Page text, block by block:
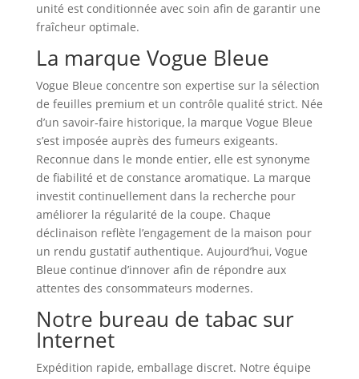
unité est conditionnée avec soin afin de garantir une
fraîcheur optimale.
La marque Vogue Bleue
Vogue Bleue concentre son expertise sur la sélection
de feuilles premium et un contrôle qualité strict. Née
d’un savoir‑faire historique, la marque Vogue Bleue
s’est imposée auprès des fumeurs exigeants.
Reconnue dans le monde entier, elle est synonyme
de fiabilité et de constance aromatique. La marque
investit continuellement dans la recherche pour
améliorer la régularité de la coupe. Chaque
déclinaison reflète l’engagement de la maison pour
un rendu gustatif authentique. Aujourd’hui, Vogue
Bleue continue d’innover afin de répondre aux
attentes des consommateurs modernes.
Notre bureau de tabac sur
Internet
Expédition rapide, emballage discret. Notre équipe